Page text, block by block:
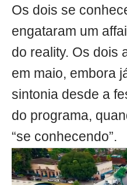
Os dois se
engataram um
do reality. Os dois
em maio, embora
sintonia desde a
do programa,
“se conhecendo”.